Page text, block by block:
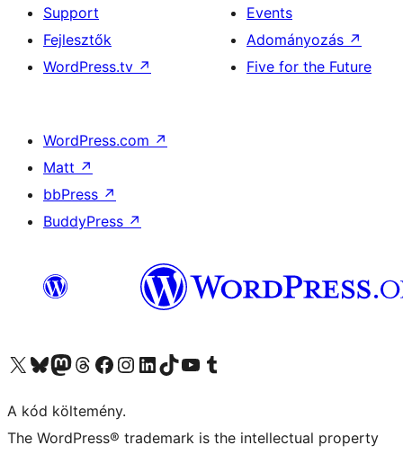
Support
Fejlesztők
WordPress.tv ↗
Events
Adományozás ↗
Five for the Future
WordPress.com ↗
Matt ↗
bbPress ↗
BuddyPress ↗
Visit our X (formerly Twitter) account
Visit our Bluesky account
Twitter csatornánk
Visit our Threads account
Facebook oldalunk megtekintése
Visit our Instagram account
Visit our LinkedIn account
Visit our TikTok account
Visit our YouTube channel
Visit our Tumblr account
A kód költemény.
The WordPress® trademark is the intellectual property